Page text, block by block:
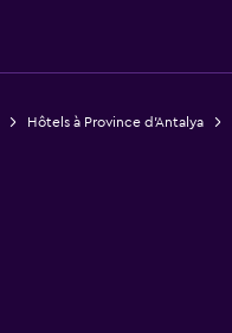
Hôtels à Province d’Antalya